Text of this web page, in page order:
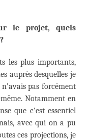
le projet, quels
?
les plus importants,
auprès desquelles je
pas forcément
Notamment en
que c’est essentiel
avec qui on a pu
ces projections, je